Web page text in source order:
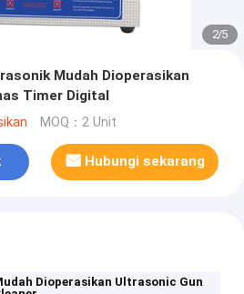
2/5
Mudah Dioperasikan
Timer Digital
MOQ：2 Unit
Hubungi sekarang
Dioperasikan Ultrasonic Gun